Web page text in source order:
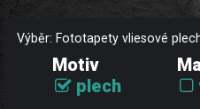
Výběr: Fototapety vliesové
Motiv
plech